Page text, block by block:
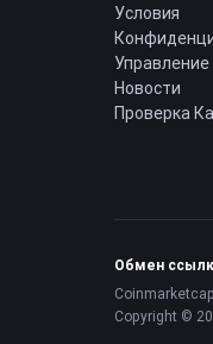
Условия
Управление
Новости
Проверка
Обмен
Coinmarketcap
Copyright ©